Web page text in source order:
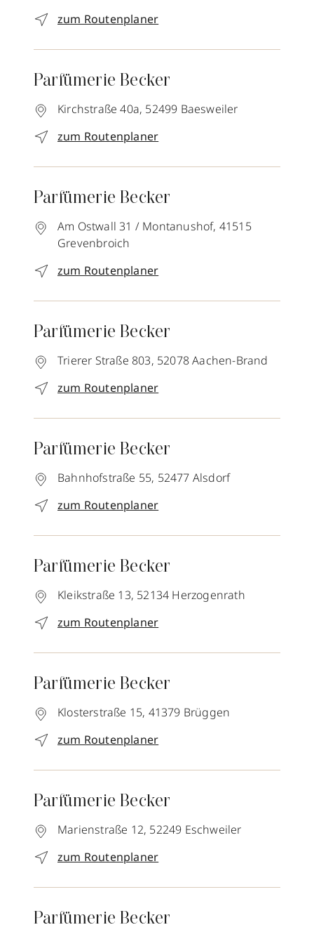
zum Routenplaner
Parfümerie Becker
Kirchstraße 40a, 52499 Baesweiler
zum Routenplaner
Parfümerie Becker
Am Ostwall 31 / Montanushof, 41515
Grevenbroich
zum Routenplaner
Parfümerie Becker
Trierer Straße 803, 52078Aachen-Brand
zum Routenplaner
Parfümerie Becker
Bahnhofstraße 55, 52477 Alsdorf
zum Routenplaner
Parfümerie Becker
Kleikstraße 13, 52134 Herzogenrath
zum Routenplaner
Parfümerie Becker
Klosterstraße 15, 41379 Brüggen
zum Routenplaner
Parfümerie Becker
Marienstraße 12, 52249 Eschweiler
zum Routenplaner
Parfümerie Becker